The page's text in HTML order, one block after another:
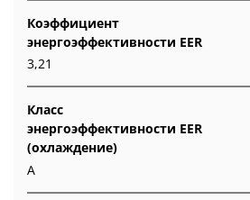
Коэффициент
энергоэффективности EER
3,21
Класс
энергоэффективности EER
(охлаждение)
A